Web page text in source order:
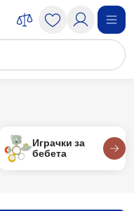
Играчки за
бебета